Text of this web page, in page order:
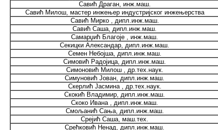
Савић Драган, инж.маш.
Савић Милош, мастер инжењер индустријског инжењерства
Савић Мирко , дипл.инж.маш.
Савић Саша, дипл.инж.маш.
Самарџић Благоје , инж.маш.
Секицки Александар, дипл.инж.маш.
Семен Небојша, дипл.инж.маш.
Симовић Радојица, дипл.инж.маш.
Симоновић Милош , др.тех.наук.
Симуновић Јован, дипл.инж.маш.
Скерлић Јасмина , др.тех.наук.
Скокић Владимир, дипл.инж.маш.
Скоко Ивана , дипл.инж.маш.
Смољанић Сања, дипл.инж.маш.
Срејић Саша, маш.тех.
Срећковић Ненад, дипл.инж.маш.